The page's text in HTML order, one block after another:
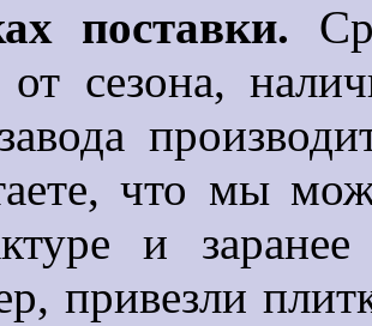
поставки.
от сезона,
что мы
и заранее
привезли